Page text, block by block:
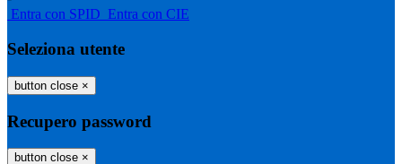
Entra con SPID Entra con CIE
Seleziona utente
button close ×
Recupero password
button close ×